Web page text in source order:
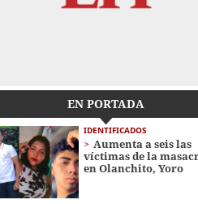
EN PORTADA
IDENTIFICADOS
Aumenta a seis las
víctimas de la
en Olanchito, Yoro